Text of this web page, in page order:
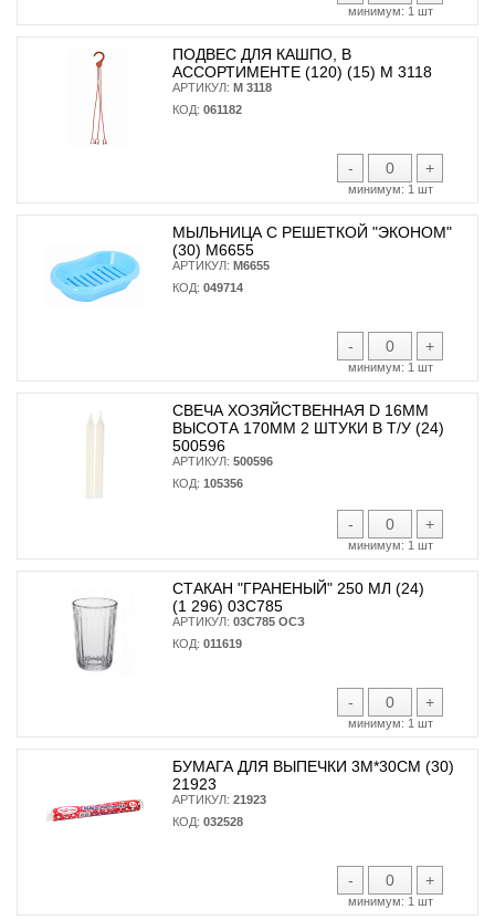
минимум: 1 шт
ПОДВЕС ДЛЯ КАШПО, В
АССОРТИМЕНТЕ (120) (15) М 3118
АРТИКУЛ: М 3118
КОД: 061182
- +
минимум: 1 шт
МЫЛЬНИЦА С РЕШЕТКОЙ "ЭКОНОМ"
(30) М6655
АРТИКУЛ: М6655
КОД: 049714
- +
минимум: 1 шт
СВЕЧА ХОЗЯЙСТВЕННАЯ D 16ММ
ВЫСОТА 170ММ 2 ШТУКИ В Т/У (24)
500596
АРТИКУЛ: 500596
КОД: 105356
- +
минимум: 1 шт
СТАКАН "ГРАНЕНЫЙ" 250 МЛ (24)
(1 296) 03С785
АРТИКУЛ: 03С785 ОСЗ
КОД: 011619
- +
минимум: 1 шт
БУМАГА ДЛЯ ВЫПЕЧКИ 3М*30СМ (30)
21923
АРТИКУЛ: 21923
КОД: 032528
- +
минимум: 1 шт